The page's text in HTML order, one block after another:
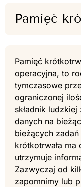
Pamięć
Pamięć
operacyjna, to
tymczasowe
ograniczonej
składnik
danych na
bieżących
krótkotrwała ma
utrzymuje
Zazwyczaj od
zapomnimy lub